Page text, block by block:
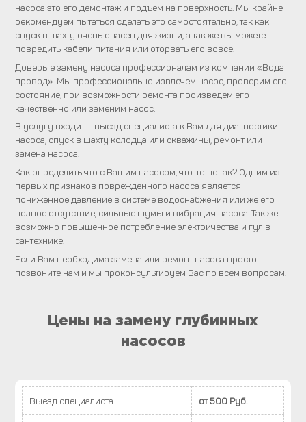
насоса это его демонтаж и подъем на поверхность. Мы крайне
рекомендуем пытаться сделать это самостоятельно, так как
спуск в шахту очень опасен для жизни, а так же вы можете
повредить кабели питания или оторвать его вовсе.
Доверьте замену насоса профессионалам из компании «Вода
провод». Мы профессионально извлечем насос, проверим его
состояние, при возможности ремонта произведем его
качественно или заменим насос.
В услугу входит – выезд специалиста к Вам для диагностики
насоса, спуск в шахту колодца или скважины, ремонт или
замена насоса.
Как определить что с Вашим насосом, что-то не так? Одним из
первых признаков поврежденного насоса является
пониженное давление в системе водоснабжения или же его
полное отсутствие, сильные шумы и вибрация насоса. Так же
возможно повышенное потребление электричества и гул в
сантехнике.
Если Вам необходима замена или ремонт насоса просто
позвоните нам и мы проконсультируем Вас по всем вопросам.
Цены на замену глубинных
насосов
Выезд специалиста от 500 Руб.